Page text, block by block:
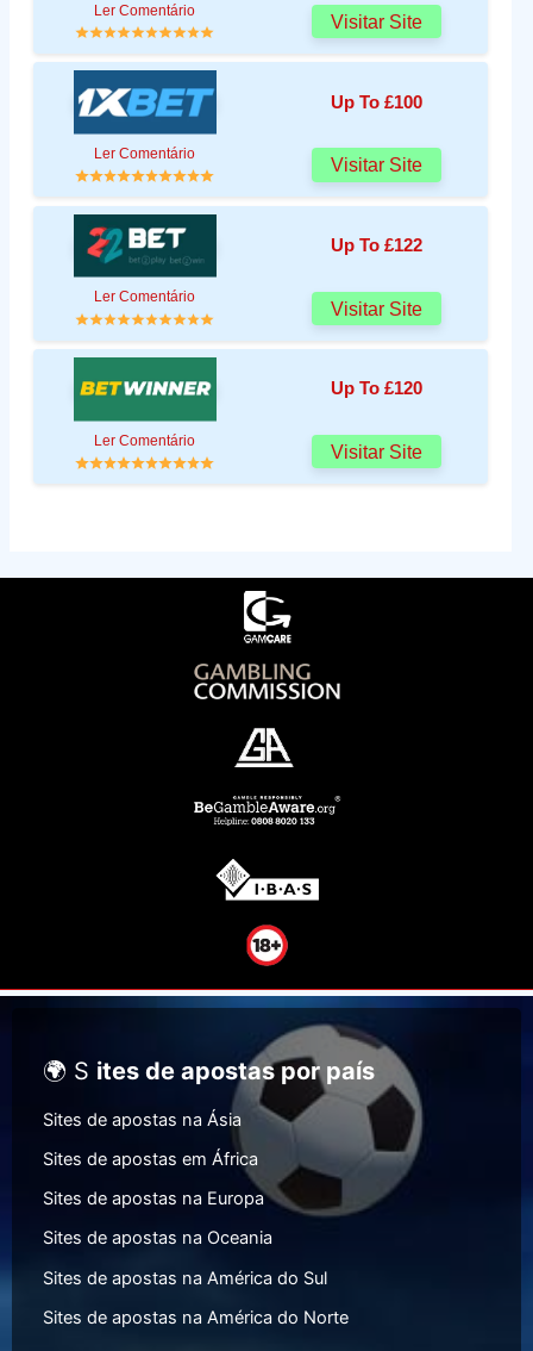
Ler Comentário
Visitar Site
Up To £100
Ler Comentário
Visitar Site
Up To £122
Ler Comentário
Visitar Site
Up To £120
Ler Comentário
Visitar Site
🌍 S ites de apostas por país
Sites de apostas na Ásia
Sites de apostas em África
Sites de apostas na Europa
Sites de apostas na Oceania
Sites de apostas na América do Sul
Sites de apostas na América do Norte